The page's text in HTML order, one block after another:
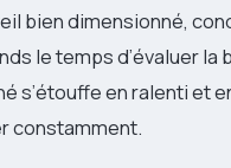
bien dimensionné,
le temps d’évaluer la
s’étouffe en ralenti et
constamment.